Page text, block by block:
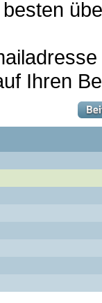
Ihren